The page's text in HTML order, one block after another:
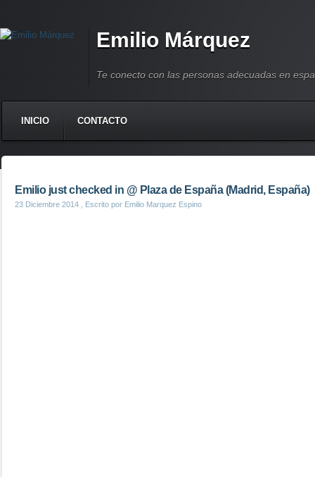
Emilio Márquez
Te conecto con las personas adecuadas en
INICIO CONTACTO
Emilio just checked in @ Plaza de España (Madrid, España)
23 Diciembre 2014 , Escrito por Emilio Marquez Espino